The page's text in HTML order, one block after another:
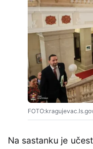
Na sastanku je